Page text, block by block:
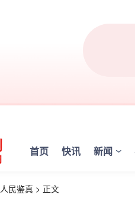
首页 快讯 新闻
人民鉴真 > 正文